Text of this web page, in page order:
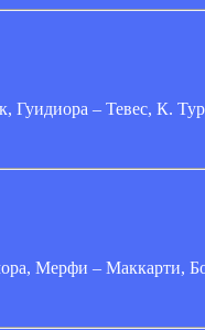
Гуидиора – Тевес, К.
Мерфи – Маккарти,